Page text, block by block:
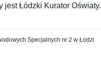
jest Łódzki Kurator Oświaty.
Specjalnych nr 2 w Łodzi